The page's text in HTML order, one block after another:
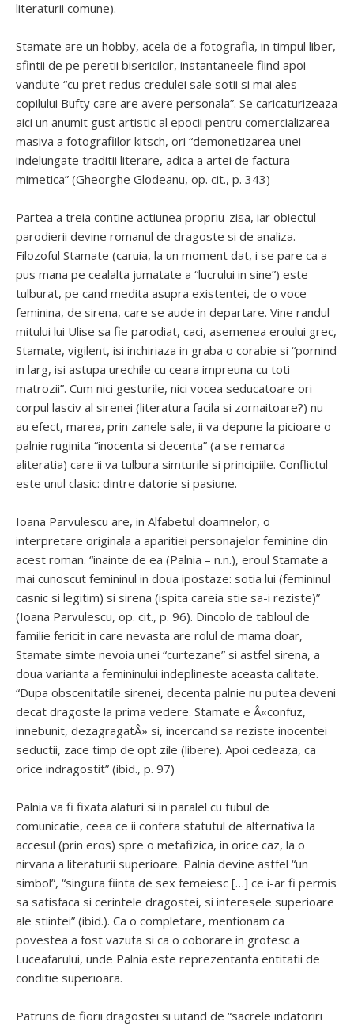
literaturii comune).
Stamate are un hobby, acela de a fotografia, in timpul liber,
sfintii de pe peretii bisericilor, instantaneele fiind apoi
vandute “cu pret redus credulei sale sotii si mai ales
copilului Bufty care are avere personala”. Se caricaturizeaza
aici un anumit gust artistic al epocii pentru comercializarea
masiva a fotografiilor kitsch, ori “demonetizarea unei
indelungate traditii literare, adica a artei de factura
mimetica” (Gheorghe Glodeanu, op. cit., p. 343)
Partea a treia contine actiunea propriu-zisa, iar obiectul
parodierii devine romanul de dragoste si de analiza.
Filozoful Stamate (caruia, la un moment dat, i se pare ca a
pus mana pe cealalta jumatate a “lucrului in sine”) este
tulburat, pe cand medita asupra existentei, de o voce
feminina, de sirena, care se aude in departare. Vine randul
mitului lui Ulise sa fie parodiat, caci, asemenea eroului grec,
Stamate, vigilent, isi inchiriaza in graba o corabie si “pornind
in larg, isi astupa urechile cu ceara impreuna cu toti
matrozii”. Cum nici gesturile, nici vocea seducatoare ori
corpul lasciv al sirenei (literatura facila si zornaitoare?) nu
au efect, marea, prin zanele sale, ii va depune la picioare o
palnie ruginita “inocenta si decenta” (a se remarca
aliteratia) care ii va tulbura simturile si principiile. Conflictul
este unul clasic: dintre datorie si pasiune.
Ioana Parvulescu are, in Alfabetul doamnelor, o
interpretare originala a aparitiei personajelor feminine din
acest roman. “inainte de ea (Palnia – n.n.), eroul Stamate a
mai cunoscut femininul in doua ipostaze: sotia lui (femininul
casnic si legitim) si sirena (ispita careia stie sa-i reziste)”
(Ioana Parvulescu, op. cit., p. 96). Dincolo de tabloul de
familie fericit in care nevasta are rolul de mama doar,
Stamate simte nevoia unei “curtezane” si astfel sirena, a
doua varianta a femininului indeplineste aceasta calitate.
“Dupa obscenitatile sirenei, decenta palnie nu putea deveni
decat dragoste la prima vedere. Stamate e Â«confuz,
innebunit, dezagragatÂ» si, incercand sa reziste inocentei
seductii, zace timp de opt zile (libere). Apoi cedeaza, ca
orice indragostit” (ibid., p. 97)
Palnia va fi fixata alaturi si in paralel cu tubul de
comunicatie, ceea ce ii confera statutul de alternativa la
accesul (prin eros) spre o metafizica, in orice caz, la o
nirvana a literaturii superioare. Palnia devine astfel “un
simbol”, “singura fiinta de sex femeiesc […] ce i-ar fi permis
sa satisfaca si cerintele dragostei, si interesele superioare
ale stiintei” (ibid.). Ca o completare, mentionam ca
povestea a fost vazuta si ca o coborare in grotesc a
Luceafarului, unde Palnia este reprezentanta entitatii de
conditie superioara.
Patruns de fiorii dragostei si uitand de “sacrele indatoriri